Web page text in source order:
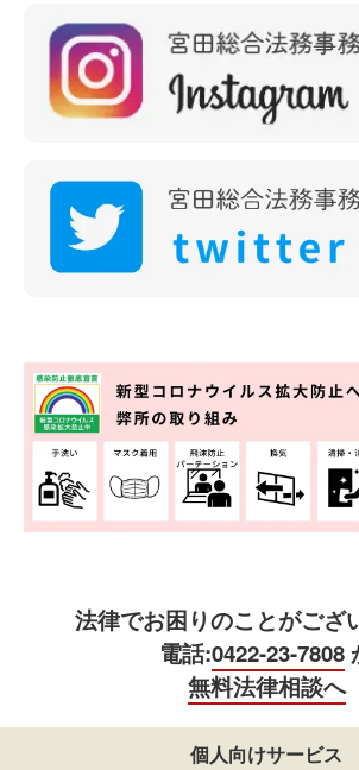
法律でお困りのことがござ
電話:0422-23-7808
無料法律相談へ
個人向けサービス